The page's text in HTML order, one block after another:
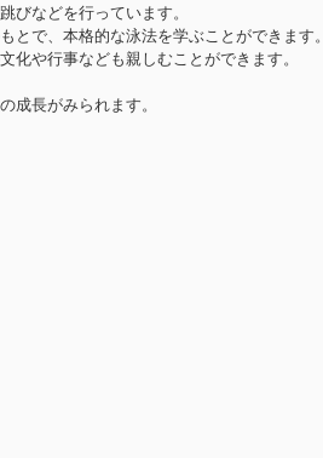
びなどを行っています。
とで、本格的な泳法を学ぶことができます。
化や行事なども親しむことができます。
成長がみられます。